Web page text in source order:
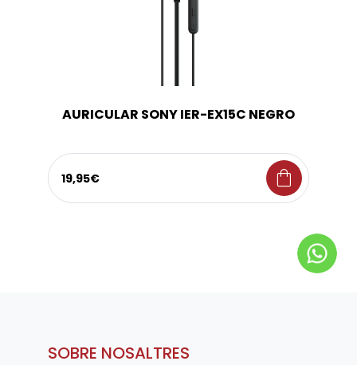
AURICULAR SONY IER-EX15C NEGRO
19,95€ shopping_bag
SOBRE NOSALTRES